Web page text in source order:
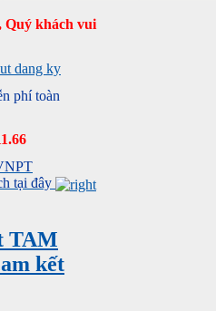
Quý khách vui
phí toàn
tại đây
TAM
kết